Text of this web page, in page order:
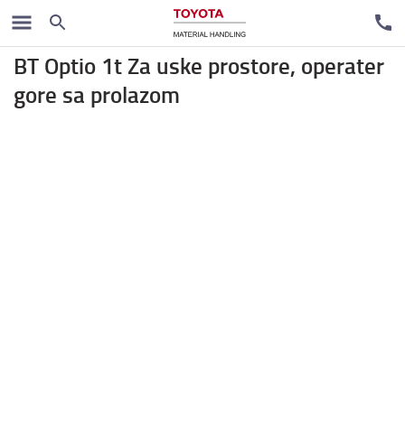
Komisioneri
BT Optio 1t Za uske prostore, operater
gore sa prolazom